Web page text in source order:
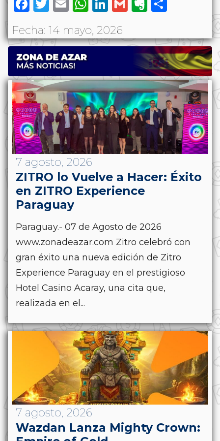
Fecha: 14 mayo, 2026
7 agosto, 2026
ZITRO lo Vuelve a Hacer: Éxito
en ZITRO Experience
Paraguay
Paraguay.- 07 de Agosto de 2026
www.zonadeazar.com Zitro celebró con
gran éxito una nueva edición de Zitro
Experience Paraguay en el prestigioso
Hotel Casino Acaray, una cita que,
realizada en el...
7 agosto, 2026
Wazdan Lanza Mighty Crown: